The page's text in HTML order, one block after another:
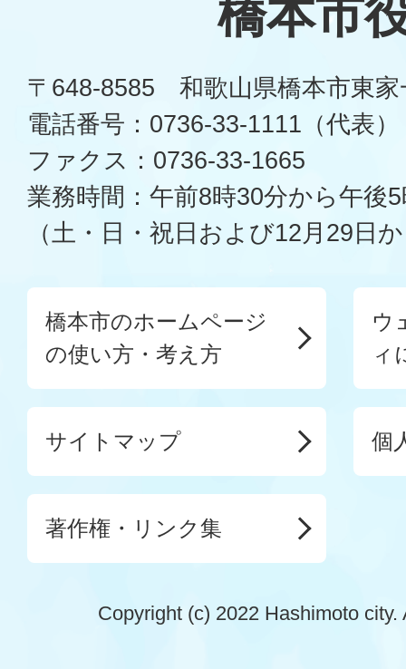
橋本市
〒648-8585 和歌山県橋本市東家
電話番号：0736-33-1111（代表）
ファクス：0736-33-1665
業務時間：午前8時30分から午後
（土・日・祝日および12月29日
橋本市のホームページ
の使い方・考え方
ウ
ィ
サイトマップ 個
著作権・リンク集
Copyright (c) 2022 Hashimoto